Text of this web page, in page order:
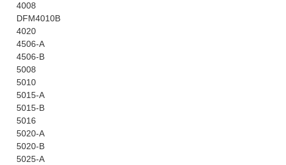
4008
DFM4010B
4020
4506-A
4506-B
5008
5010
5015-A
5015-B
5016
5020-A
5020-B
5025-A